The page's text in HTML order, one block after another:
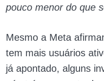
pouco menor do que
Mesmo a Meta
tem mais usuários
já apontado, alguns